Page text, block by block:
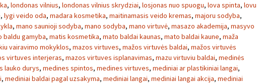
, londonas vilnius, londonas vilnius skrydziai, losjonas nuo spuogu, lova spinta, lovu
, lygi veido oda, madara kosmetika, maitinamasis veido kremas, majoru sodyba,
, mano saunioji sodyba, mano sodyba, mano virtuvė, masazo akademija, masyvo
baldu gamyba, matis kosmetika, mato baldai kaunas, mato baldai kaune, maža
vairavimo mokyklos, mazos virtuves, mažos virtuvės baldai, mažos virtuvės
virtuves interjeras, mazos virtuves isplanavimas, mazu virtuviu baldai, medinės
lauko durys, medines spintos, medines virtuves, mediniai ar plastikiniai langai,
, mediniai baldai pagal uzsakyma, mediniai langai, mediniai langai akcija, mediniai